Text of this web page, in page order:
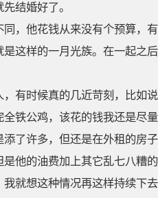
结婚好了。
，他花钱从来没有个预算，
这样的一月光族。在一起之
有时候真的几近苛刻，比如
铁公鸡，该花的钱我还是尽
了许多，但还是在外租的房
他的油费加上其它乱七八糟
就想这种情况再这样持续下